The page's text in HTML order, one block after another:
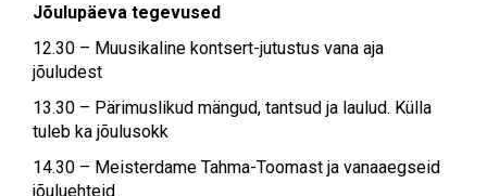
Jõulupäeva tegevused
12.30 – Muusikaline kontsert-jutustus vana aja
jõuludest
13.30 – Pärimuslikud mängud, tantsud ja laulud. Külla
tuleb ka jõulusokk
14.30 – Meisterdame Tahma-Toomast ja vanaaegseid
jõuluehteid